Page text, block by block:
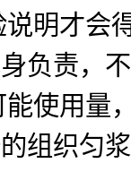
明才会
负责，
使用量
组织匀